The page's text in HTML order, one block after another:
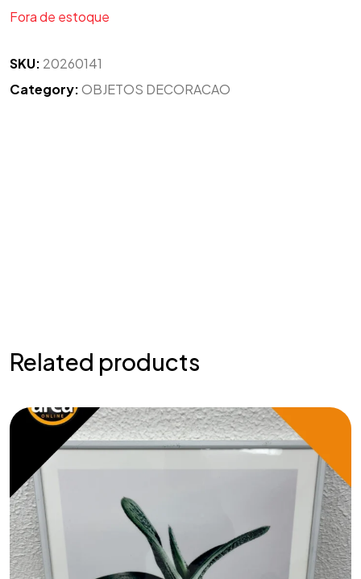
Fora de estoque
SKU: 20260141
Category:OBJETOS DECORACAO
Related products